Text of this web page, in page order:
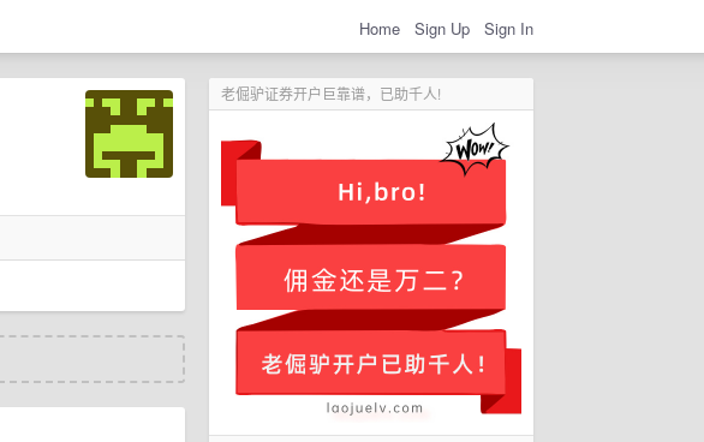
Home Sign Up Sign In
老倔驴证券开户巨靠谱，已助千人!